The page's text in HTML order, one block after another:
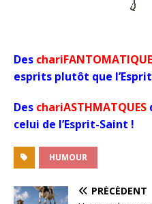
Des
esprits plutôt que
Des chariASTHMATQUES
celui de l’Esprit-Saint !
HUMOUR
PRÉCÉDENT